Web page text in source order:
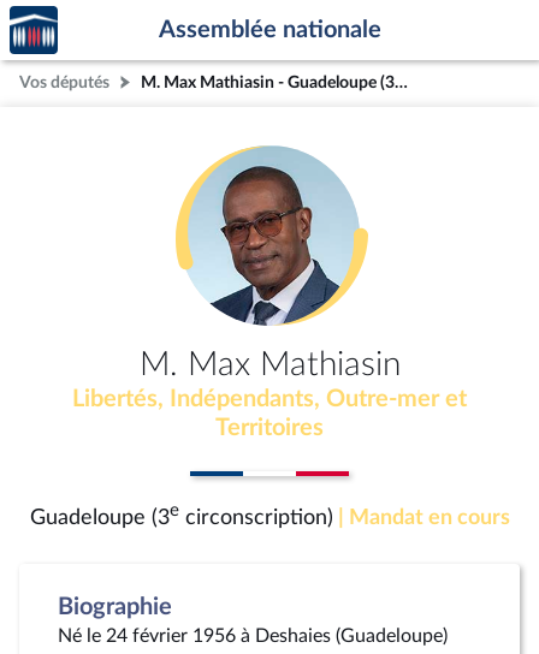
Aller au contenu
Aller en bas de la page
Accèder
à la
page
d'accueil
Assemblée nationale
Vos députés M. Max Mathiasin - Guadeloupe (3e circonscription)
M. Max Mathiasin
Libertés, Indépendants, Outre-mer et
Territoires
Guadeloupe (3ecirconscription) | Mandat en cours
Biographie
Né le 24 février 1956 à Deshaies (Guadeloupe)